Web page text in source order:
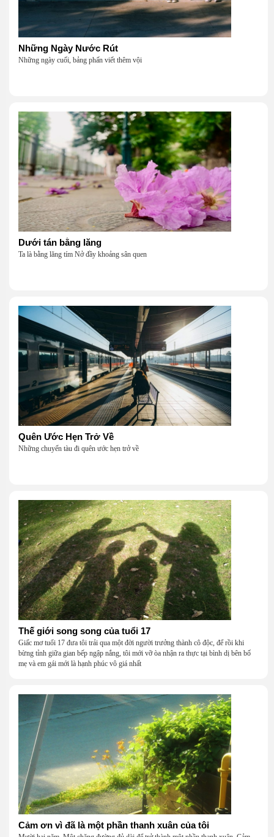
Những Ngày Nước Rút
Những ngày cuối, bảng phấn viết thêm vội
Dưới tán bằng lăng
Ta là bằng lăng tím Nở đầy khoảng sân quen
Quên Ước Hẹn Trở Về
Những chuyến tàu đi quên ước hẹn trở về
Thế giới song song của tuổi 17
Giấc mơ tuổi 17 đưa tôi trải qua một đời người trưởng thành cô độc, để rồi khi
bừng tỉnh giữa gian bếp ngập nắng, tôi mới vỡ òa nhận ra thực tại bình dị bên bố
mẹ và em gái mới là hạnh phúc vô giá nhất
Cảm ơn vì đã là một phần thanh xuân của tôi